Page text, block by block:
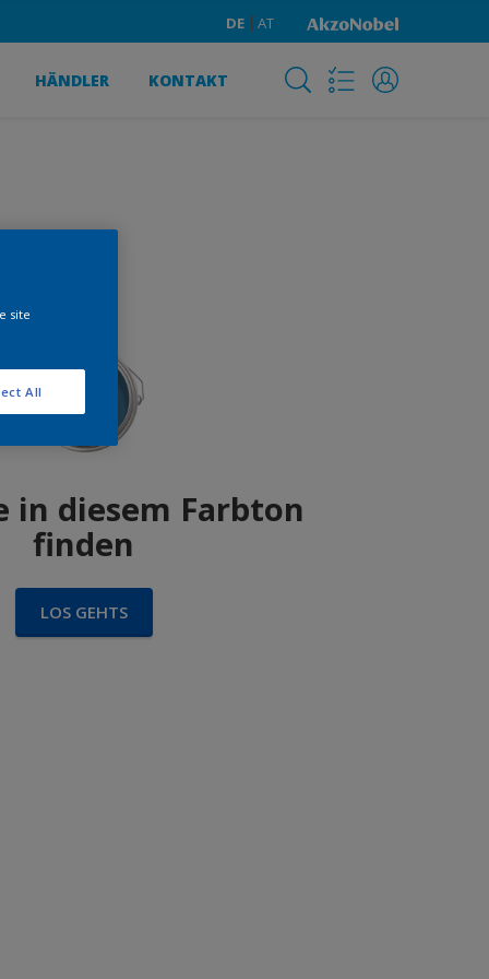
DE AT
HÄNDLER KONTAKT
in diesem Farbton
finden
LOS GEHTS
site
All